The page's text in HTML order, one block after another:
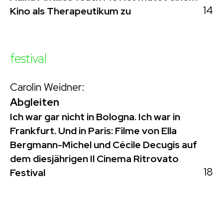
Kino als Therapeutikum zu
14
festival
Carolin Weidner:
Abgleiten
Ich war gar nicht in Bologna. Ich war in
Frankfurt. Und in Paris: Filme von Ella
Bergmann-Michel und Cécile Decugis auf
dem diesjährigen Il Cinema Ritrovato
Festival
18